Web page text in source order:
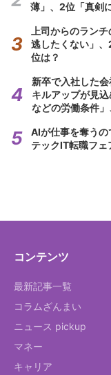
薄」、2位「真剣
上司からのラン
逃したくない」
位は？
新卒で入社した
キルアップが見
などの労働条件」
AIが仕事を奪う
テックIT転職フ
コンテンツ
最新記事一覧
コラムざんまい
ニュース pickup
マネー
キャリア